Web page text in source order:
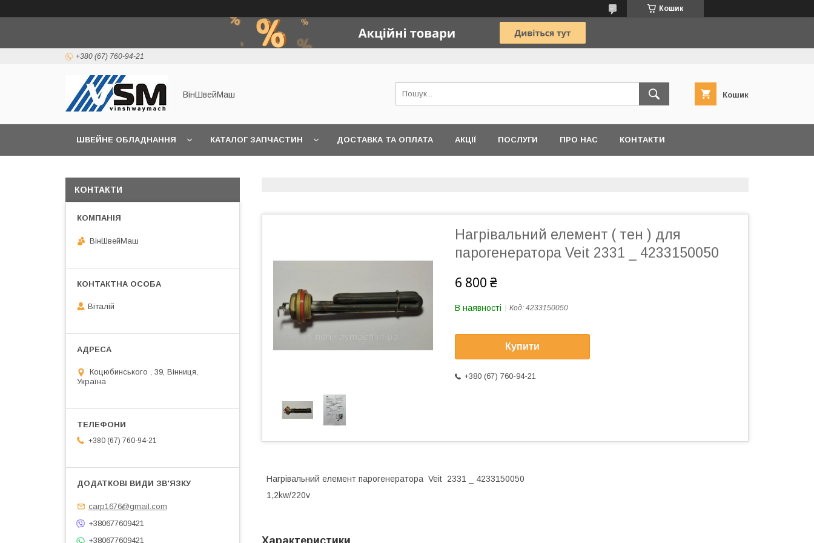
Кошик
+380 (67) 760-94-21
ВінШвейМаш Кошик
ШВЕЙНЕ ОБЛАДНАННЯ КАТАЛОГ ЗАПЧАСТИН ДОСТАВКА ТА ОПЛАТА АКЦІЇ ПОСЛУГИ ПРО НАС КОНТАКТИ
Нагрівальний елемент ( тен ) для
парогенератора Veit 2331 _ 4233150050
6 800 ₴
В наявності Код: 4233150050
Купити
+380 (67) 760-94-21
Нагрівальний елемент парогенератора Veit 2331 _ 4233150050
1,2kw/220v
Характеристики
КОНТАКТИ
ВінШвейМаш
Віталій
Коцюбинського , 39, Вінниця,
Україна
+380 (67) 760-94-21
carp1676@gmail.com
+380677609421
+380677609421